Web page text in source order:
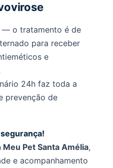
— o tratamento é de
para receber
e
24h faz toda a
prevenção de
Pet Santa Amélia,
e acompanhamento